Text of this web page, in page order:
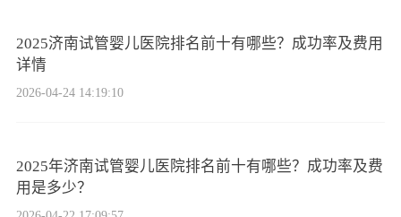
2025济南试管婴儿医院排名前十有哪些？成功率及费用
详情
2026-04-24 14:19:10
2025年济南试管婴儿医院排名前十有哪些？成功率及费
用是多少？